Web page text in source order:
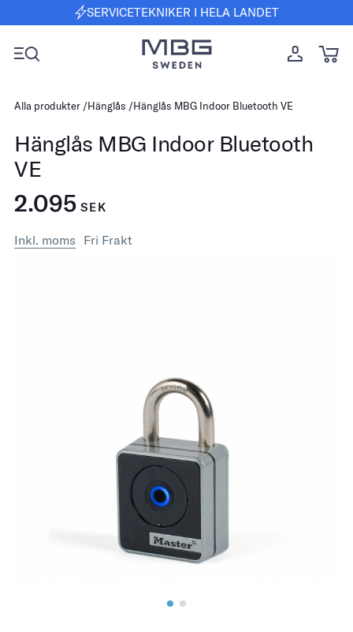
SERVICETEKNIKER I HELA LANDET
Alla produkter Hänglås Hänglås MBG Indoor Bluetooth VE
Hänglås MBG Indoor Bluetooth
VE
2.095 SEK
Inkl. moms Fri Frakt